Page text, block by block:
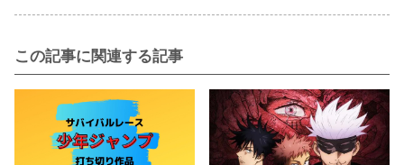
この記事に関連する記事